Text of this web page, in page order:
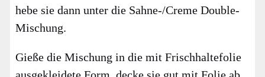
hebe sie dann unter die Sah­ne-/Creme Dou­ble-
Mischung.
Gie­ße die Mischung in die mit Frisch­hal­te­fo­lie